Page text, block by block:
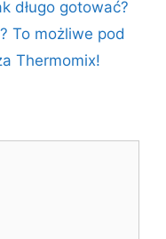
długo gotować?
To możliwe pod
Thermomix!